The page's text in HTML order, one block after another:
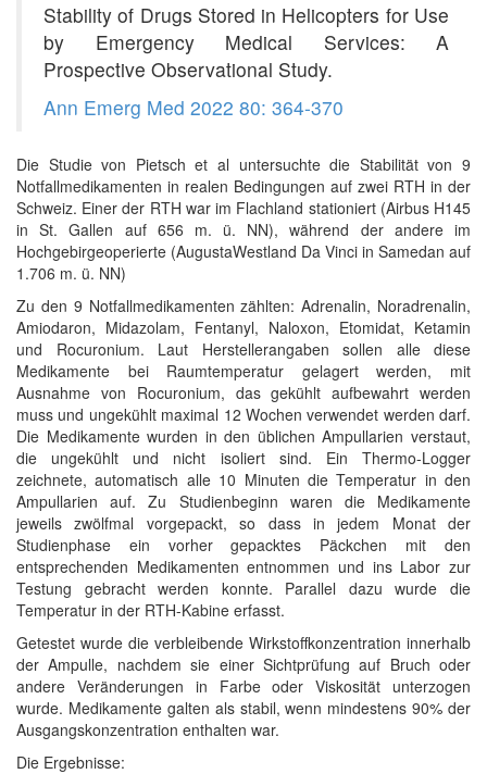
Stability of Drugs Stored in Helicopters for Use
by Emergency Medical Services: A
Prospective Observational Study.
Ann Emerg Med 2022 80: 364-370
Die Studie von Pietsch et al untersuchte die Stabilität von 9
Notfallmedikamenten in realen Bedingungen auf zwei RTH in der
Schweiz. Einer der RTH war im Flachland stationiert (Airbus H145
in St. Gallen auf 656 m. ü. NN), während der andere im
Hochgebirgeoperierte (AugustaWestland Da Vinci in Samedan auf
1.706 m. ü. NN)
Zu den 9 Notfallmedikamenten zählten: Adrenalin, Noradrenalin,
Amiodaron, Midazolam, Fentanyl, Naloxon, Etomidat, Ketamin
und Rocuronium. Laut Herstellerangaben sollen alle diese
Medikamente bei Raumtemperatur gelagert werden, mit
Ausnahme von Rocuronium, das gekühlt aufbewahrt werden
muss und ungekühlt maximal 12 Wochen verwendet werden darf.
Die Medikamente wurden in den üblichen Ampullarien verstaut,
die ungekühlt und nicht isoliert sind. Ein Thermo-Logger
zeichnete, automatisch alle 10 Minuten die Temperatur in den
Ampullarien auf. Zu Studienbeginn waren die Medikamente
jeweils zwölfmal vorgepackt, so dass in jedem Monat der
Studienphase ein vorher gepacktes Päckchen mit den
entsprechenden Medikamenten entnommen und ins Labor zur
Testung gebracht werden konnte. Parallel dazu wurde die
Temperatur in der RTH-Kabine erfasst.
Getestet wurde die verbleibende Wirkstoffkonzentration innerhalb
der Ampulle, nachdem sie einer Sichtprüfung auf Bruch oder
andere Veränderungen in Farbe oder Viskosität unterzogen
wurde. Medikamente galten als stabil, wenn mindestens 90% der
Ausgangskonzentration enthalten war.
Die Ergebnisse: